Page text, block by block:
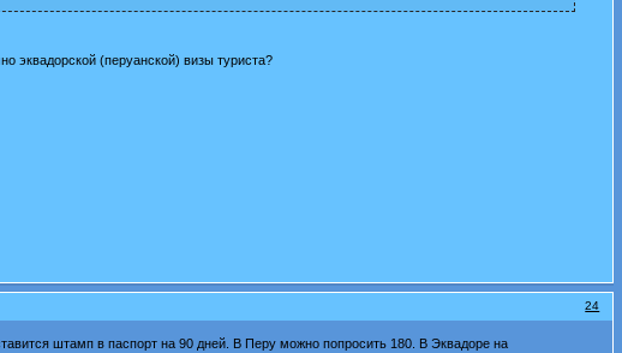
эквадорской (перуанской) визы туриста?
24
штамп в паспорт на 90 дней. В Перу можно попросить 180. В Эквадоре на